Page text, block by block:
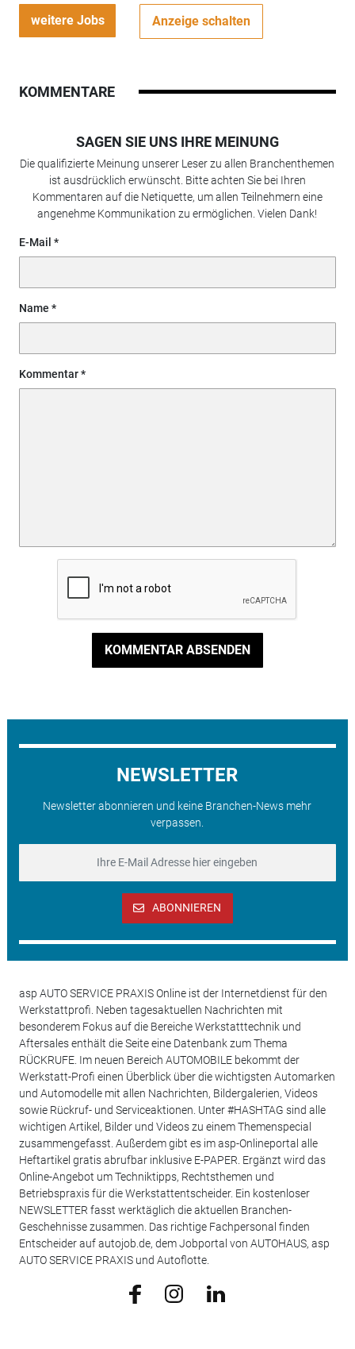
weitere Jobs Anzeige schalten
KOMMENTARE
SAGEN SIE UNS IHRE MEINUNG
Die qualifizierte Meinung unserer Leser zu allen Branchenthemen
ist ausdrücklich erwünscht. Bitte achten Sie bei Ihren
Kommentaren auf die Netiquette, um allen Teilnehmern eine
angenehme Kommunikation zu ermöglichen. Vielen Dank!
E-Mail
Name
Kommentar
KOMMENTAR ABSENDEN
NEWSLETTER
Newsletter abonnieren und keine Branchen-News mehr
verpassen.
ABONNIEREN
asp AUTO SERVICE PRAXIS Online ist der Internetdienst für den
Werkstattprofi. Neben tagesaktuellen Nachrichten mit
besonderem Fokus auf die Bereiche Werkstatttechnik und
Aftersales enthält die Seite eine Datenbank zum Thema
RÜCKRUFE. Im neuen Bereich AUTOMOBILE bekommt der
Werkstatt-Profi einen Überblick über die wichtigsten Automarken
und Automodelle mit allen Nachrichten, Bildergalerien, Videos
sowie Rückruf- und Serviceaktionen. Unter #HASHTAG sind alle
wichtigen Artikel, Bilder und Videos zu einem Themenspecial
zusammengefasst. Außerdem gibt es im asp-Onlineportal alle
Heftartikel gratis abrufbar inklusive E-PAPER. Ergänzt wird das
Online-Angebot um Techniktipps, Rechtsthemen und
Betriebspraxis für die Werkstattentscheider. Ein kostenloser
NEWSLETTER fasst werktäglich die aktuellen Branchen-
Geschehnisse zusammen. Das richtige Fachpersonal finden
Entscheider auf autojob.de, dem Jobportal von AUTOHAUS, asp
AUTO SERVICE PRAXIS und Autoflotte.